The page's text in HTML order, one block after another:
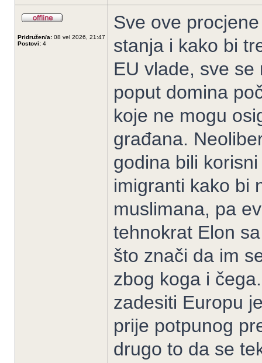
Pridružen/a: 08 vel 2026, 21:47
Postovi: 4
Sve ove
stanja i kako bi
EU vlade, sve
poput domina
koje ne mogu
građana.
godina bili
imigranti kako bi
muslimana, pa
tehnokrat Elon
što znači da im
zbog koga i
zadesiti Europu
prije potpunog
drugo to da se